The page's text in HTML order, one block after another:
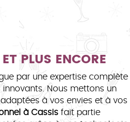
PLUS ENCORE
par une expertise complète
Nous mettons un
adaptées à vos envies et à vos
à Cassis fait partie